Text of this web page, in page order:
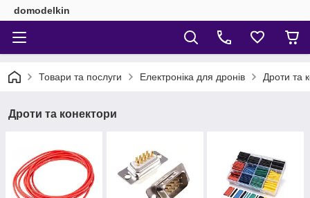
domodelkin
Товари та послуги Електроніка для дронів Дроти та
Дроти та конектори